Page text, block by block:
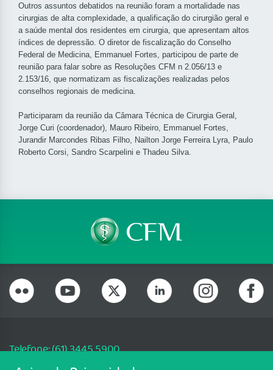
Outros assuntos debatidos na reunião foram a mortalidade nas
cirurgias de alta complexidade, a qualificação do cirurgião geral e
a saúde mental dos residentes em cirurgia, que apresentam altos
índices de depressão. O diretor de fiscalização do Conselho
Federal de Medicina, Emmanuel Fortes, participou de parte de
reunião para falar sobre as Resoluções CFM n 2.056/13 e
2.153/16, que normatizam as fiscalizações realizadas pelos
conselhos regionais de medicina.
Participaram da reunião da Câmara Técnica de Cirurgia Geral,
Jorge Curi (coordenador), Mauro Ribeiro, Emmanuel Fortes,
Jurandir Marcondes Ribas Filho, Nailton Jorge Ferreira Lyra, Paulo
Roberto Corsi, Sandro Scarpelini e Thadeu Silva.
Telefone: (61) 3445 5900
Email: cfm@portalmedico.org.br